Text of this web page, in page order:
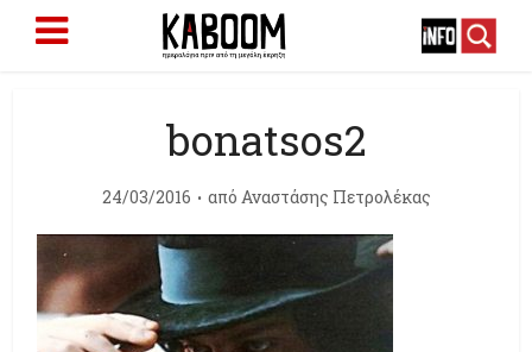
bonatsos2
24/03/2016 από Αναστάσης Πετρολέκας